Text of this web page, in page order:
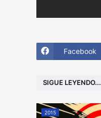
Facebook
SIGUE LEYENDO...
2015